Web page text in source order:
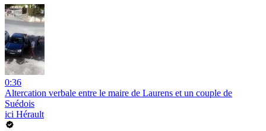
0:36
Altercation verbale entre le maire de Laurens et un couple de
Suédois
ici Hérault